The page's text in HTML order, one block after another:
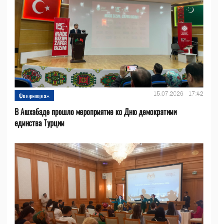
Фоторепортаж 15.07.2026 - 17:42
В Ашхабаде прошло мероприятие ко Дню демократиии
единства Турции